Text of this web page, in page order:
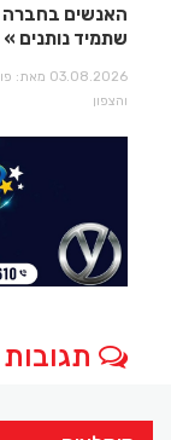
האנשים בחברה
שתמיד נותנים
03.08.2026
והצפון
תגובות